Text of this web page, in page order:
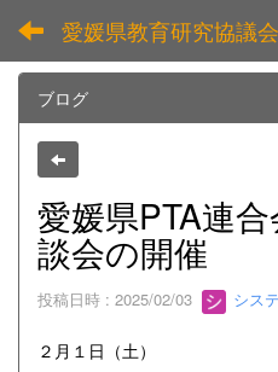
愛媛県教育研究協議会
ブログ
愛媛県PTA連
談会の開催
投稿日時 : 2025/02/03 シス
２月１日（土）